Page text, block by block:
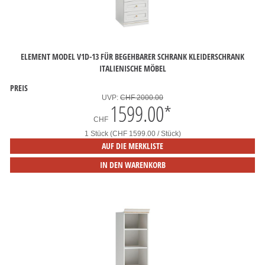
ELEMENT MODEL V1D-13 FÜR BEGEHBARER SCHRANK KLEIDERSCHRANK
ITALIENISCHE MÖBEL
PREIS
UVP: CHF 2000.00
CHF 1599.00*
1 Stück (CHF 1599.00 / Stück)
AUF DIE MERKLISTE
IN DEN WARENKORB